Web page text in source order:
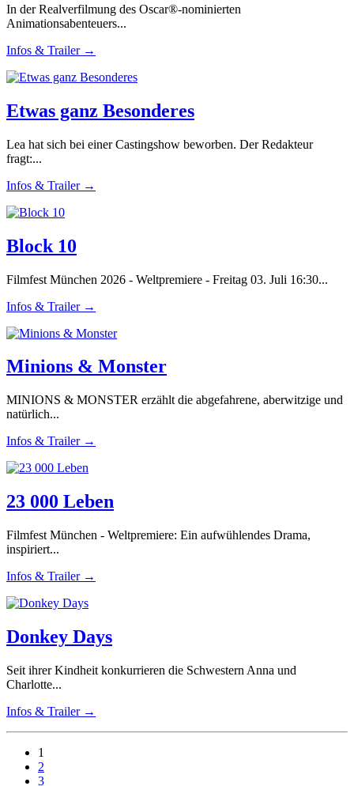
In der Realverfilmung des Oscar®-nominierten
Animationsabenteuers...
Infos & Trailer →
Etwas ganz Besonderes
Lea hat sich bei einer Castingshow beworben. Der Redakteur
fragt:...
Infos & Trailer →
Block 10
Filmfest München 2026 - Weltpremiere - Freitag 03. Juli 16:30...
Infos & Trailer →
Minions & Monster
MINIONS & MONSTER erzählt die abgefahrene, aberwitzige und
natürlich...
Infos & Trailer →
23 000 Leben
Filmfest München - Weltpremiere: Ein aufwühlendes Drama,
inspiriert...
Infos & Trailer →
Donkey Days
Seit ihrer Kindheit konkurrieren die Schwestern Anna und
Charlotte...
Infos & Trailer →
1
2
3